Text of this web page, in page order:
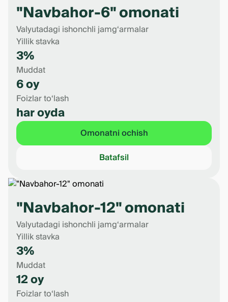
"Navbahor-6" omonati
Valyutadagi ishonchli jamg‘armalar
Yillik stavka
3%
Muddat
6 oy
Foizlar to‘lash
har oyda
Omonatni ochish
Batafsil
"Navbahor-12" omonati
Valyutadagi ishonchli jamg‘armalar
Yillik stavka
3%
Muddat
12 oy
Foizlar to‘lash